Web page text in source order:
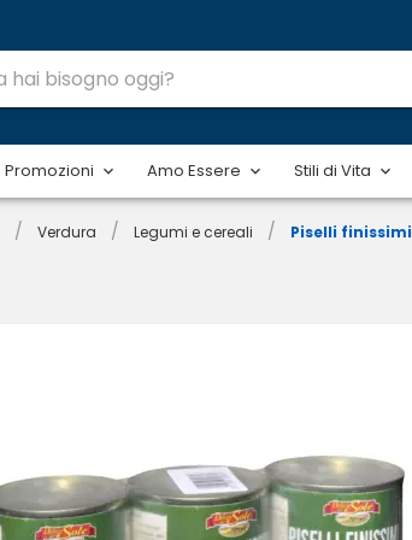
Promozioni Amo Essere Stili di Vita
/ Verdura / Legumi e cereali / Piselli finissimi